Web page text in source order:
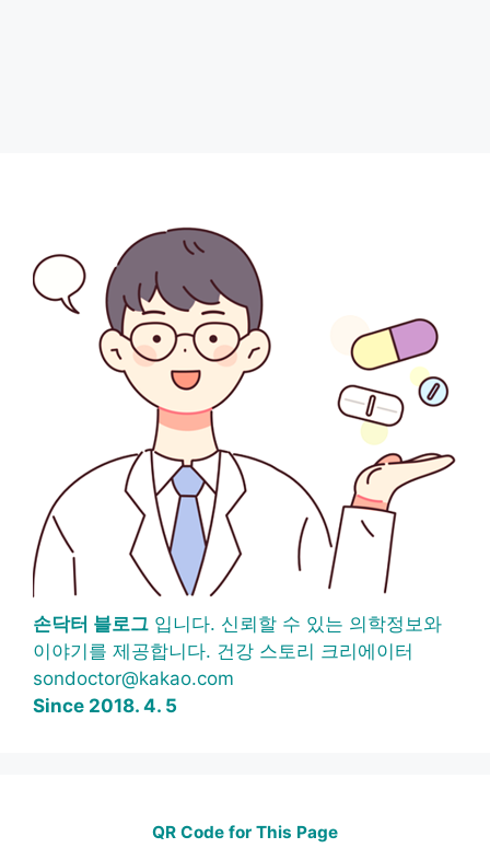
손닥터 블로그 입니다. 신뢰할 수 있는 의학정보와
이야기를 제공합니다. 건강 스토리 크리에이터
sondoctor@kakao.com
Since 2018. 4. 5
QR Code for This Page